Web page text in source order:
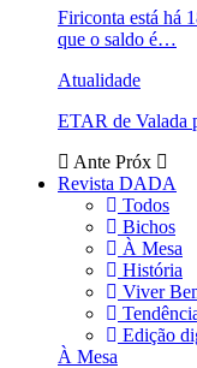
Firiconta está há
que o saldo é…
Atualidade
ETAR de Valada
Ante Próx
Revista DADA
Todos
Bichos
À Mesa
História
Viver
Edição
À Mesa